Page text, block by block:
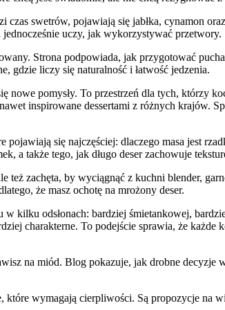
swetrów, pojawiają się jabłka, cynamon
uczy, jak wykorzystywać przetwory.
Strona podpowiada, jak przygotować
gdzie liczy się naturalność i łatwość jedzenia.
pomysły. To przestrzeń dla tych, którzy
inspirowane dessertami z różnych krajów.
się najczęściej: dlaczego masa jest
a także tego, jak długo deser zachowuje
też zachęta, by wyciągnąć z kuchni blender,
że masz ochotę na mrożony deser.
kilku odsłonach: bardziej śmietankowej,
charakterne. To podejście sprawia, że każde
na miód. Blog pokazuje, jak drobne decyzje
wymagają cierpliwości. Są propozycje na